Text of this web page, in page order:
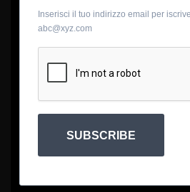
Inserisci il tuo indirizzo email per
abc@xyz.com
SUBSCRIBE